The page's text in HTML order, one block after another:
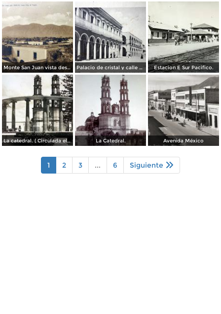
Monte San Juan vista desde Tepic ( Circulada el 30 de Agosto de 1908 ). Palacio de cristal y calle de Lerdo.( Circulada el 26 de Diciembre de 1919 ). Estacion E Sur Pacifico.
La catedral. ( Circulada el 7 de Agosto de 1955 ). La Catedral. Avenida México
1 2 3 ... 6 Siguiente